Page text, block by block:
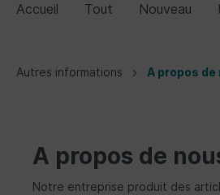
Accueil Tout Nouveau
Autres informations A propos de
A propos de
Notre entreprise produit des